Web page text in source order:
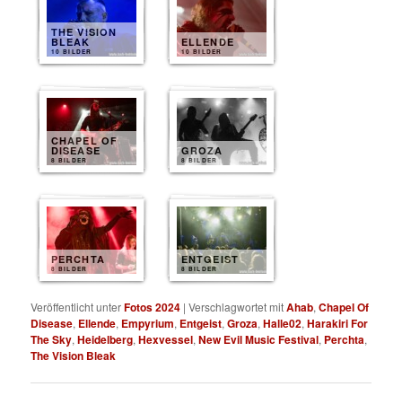
THE VISION
BLEAK
10 BILDER
ELLENDE
10 BILDER
CHAPEL OF
DISEASE
8 BILDER
GROZA
8 BILDER
PERCHTA
8 BILDER
ENTGEIST
8 BILDER
Veröffentlicht unterFotos 2024 |Verschlagwortet mitAhab,Chapel Of
Disease, Ellende, Empyrium, Entgeist,Groza,Halle02,Harakiri For
The Sky,Heidelberg,Hexvessel,New Evil Music Festival, Perchta,
The Vision Bleak